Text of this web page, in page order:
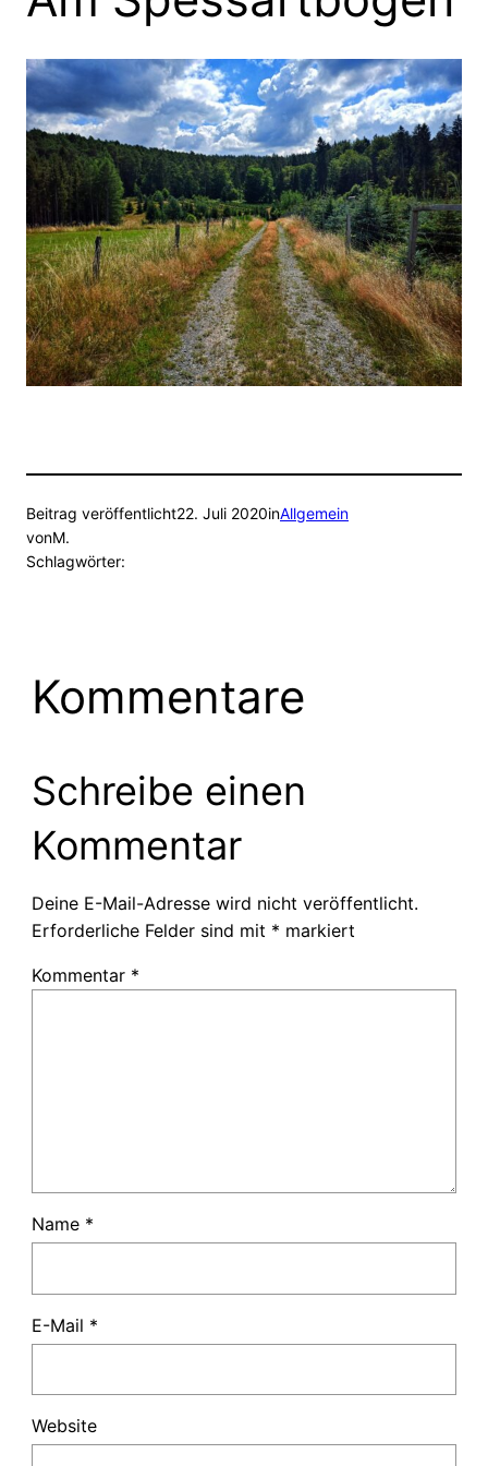
Beitrag veröffentlicht22. Juli 2020inAllgemein
vonM.
Schlagwörter:
Kommentare
Schreibe einen
Kommentar
Deine E-Mail-Adresse wird nicht veröffentlicht.
Erforderliche Felder sind mit * markiert
Kommentar *
Name *
E-Mail *
Website